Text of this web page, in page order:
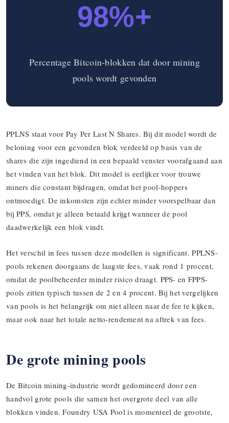
98%+
Percentage Bitcoin-blokken dat door mining
pools wordt gevonden
PPLNS staat voor Pay Per Last N Shares. Bij dit model wordt de
beloning voor een gevonden blok verdeeld op basis van de
shares die zijn ingediend in een bepaald venster voorafgaand aan
het vinden van het blok. Dit model is eerlijker voor trouwe
miners die constant bijdragen, omdat het pool-hoppers
ontmoedigt. De inkomsten zijn echter minder voorspelbaar dan
bij PPS, omdat je alleen betaald krijgt wanneer de pool
daadwerkelijk een blok vindt.
Het verschil in fees tussen deze modellen is significant. PPLNS-
pools rekenen doorgaans de laagste fees, vaak rond 1 procent,
omdat de poolbeheerder minder risico draagt. PPS- en FPPS-
pools zitten typisch tussen de 2 en 4 procent. Bij het vergelijken
van pools is het belangrijk om niet alleen naar de fee te kijken,
maar ook naar het totale netto-rendement na aftrek van fees.
De grote mining pools
De Bitcoin mining-industrie wordt gedomineerd door een
handvol grote pools die samen het overgrote deel van alle
blokken vinden. Foundry USA Pool is momenteel de grootste,